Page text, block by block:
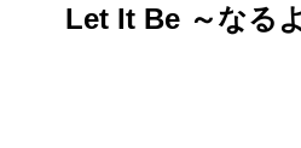
Let It Be ～なる